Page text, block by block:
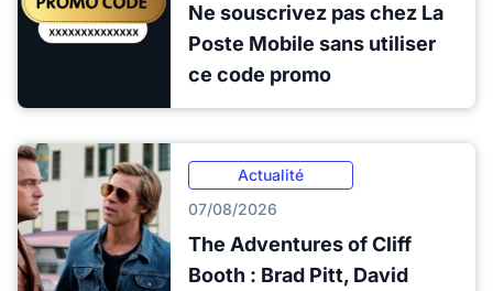
Ne souscrivez pas chez La
Poste Mobile sans utiliser
ce code promo
Actualité
07/08/2026
The Adventures of Cliff
Booth : Brad Pitt, David